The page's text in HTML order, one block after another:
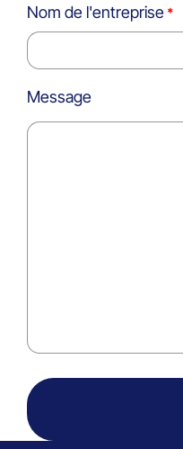
Nom de l'entreprise
Message